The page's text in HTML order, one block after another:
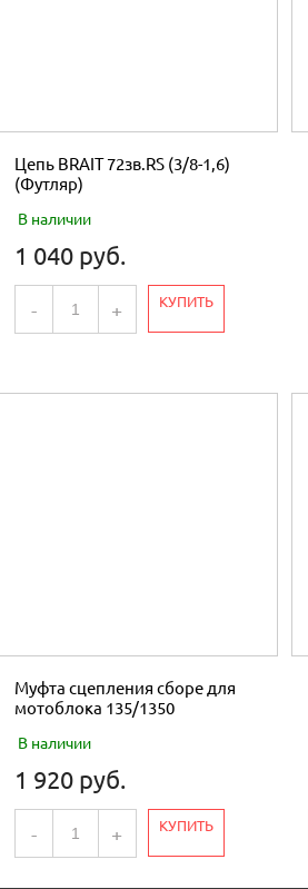
Цепь BRAIT 72зв.RS (3/8-1,6)
(Футляр)
В наличии
1 040 руб.
- + КУПИТЬ
Муфта сцепления сборе для
мотоблока 135/1350
В наличии
1 920 руб.
- + КУПИТЬ